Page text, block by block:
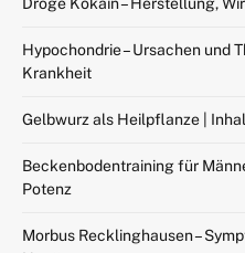
Hypochondrie – Ursachen und
Krankheit
Gelbwurz als Heilpflanze |
Beckenbodentraining für
Potenz
Morbus Recklinghausen –